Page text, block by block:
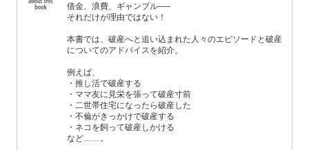
借金、浪費、ギャンブル──
それだけが理由ではない！
本書では、破産へと追い込まれた人々のエピソードと破産
についてのアドバイスを紹介。
例えば、
・推し活で破産する
・ママ友に見栄を張って破産寸前
・二世帯住宅になったら破産した
・不倫がきっかけで破産する
・ネコを飼って破産しかける
など……。